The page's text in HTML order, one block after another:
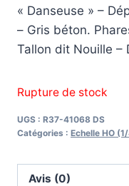
« Danseuse » –
– Gris béton.
Tallon dit Nouille –
Rupture de stock
UGS : R37-41068 DS
Catégories : Echelle HO
Avis (0)